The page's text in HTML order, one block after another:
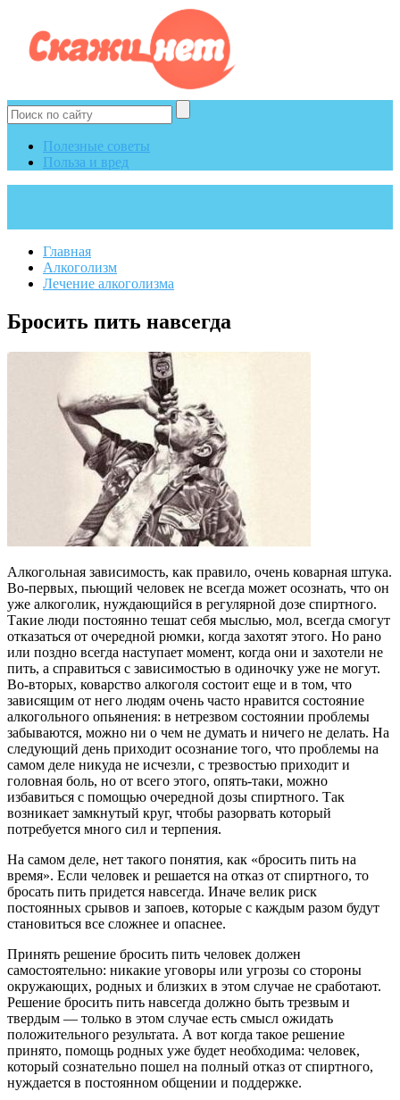
Полезные советы
Польза и вред
Главная
Алкоголизм
Лечение алкоголизма
Бросить пить навсегда
Алкогольная зависимость, как правило, очень коварная штука.
Во-первых, пьющий человек не всегда может осознать, что он
уже алкоголик, нуждающийся в регулярной дозе спиртного.
Такие люди постоянно тешат себя мыслью, мол, всегда смогут
отказаться от очередной рюмки, когда захотят этого. Но рано
или поздно всегда наступает момент, когда они и захотели не
пить, а справиться с зависимостью в одиночку уже не могут.
Во-вторых, коварство алкоголя состоит еще и в том, что
зависящим от него людям очень часто нравится состояние
алкогольного опьянения: в нетрезвом состоянии проблемы
забываются, можно ни о чем не думать и ничего не делать. На
следующий день приходит осознание того, что проблемы на
самом деле никуда не исчезли, с трезвостью приходит и
головная боль, но от всего этого, опять-таки, можно
избавиться с помощью очередной дозы спиртного. Так
возникает замкнутый круг, чтобы разорвать который
потребуется много сил и терпения.
На самом деле, нет такого понятия, как «бросить пить на
время». Если человек и решается на отказ от спиртного, то
бросать пить придется навсегда. Иначе велик риск
постоянных срывов и запоев, которые с каждым разом будут
становиться все сложнее и опаснее.
Принять решение бросить пить человек должен
самостоятельно: никакие уговоры или угрозы со стороны
окружающих, родных и близких в этом случае не сработают.
Решение бросить пить навсегда должно быть трезвым и
твердым — только в этом случае есть смысл ожидать
положительного результата. А вот когда такое решение
принято, помощь родных уже будет необходима: человек,
который сознательно пошел на полный отказ от спиртного,
нуждается в постоянном общении и поддержке.